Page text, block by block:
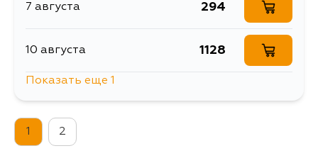
7 августа 294
10 августа 1128
Показать еще 1
1 2